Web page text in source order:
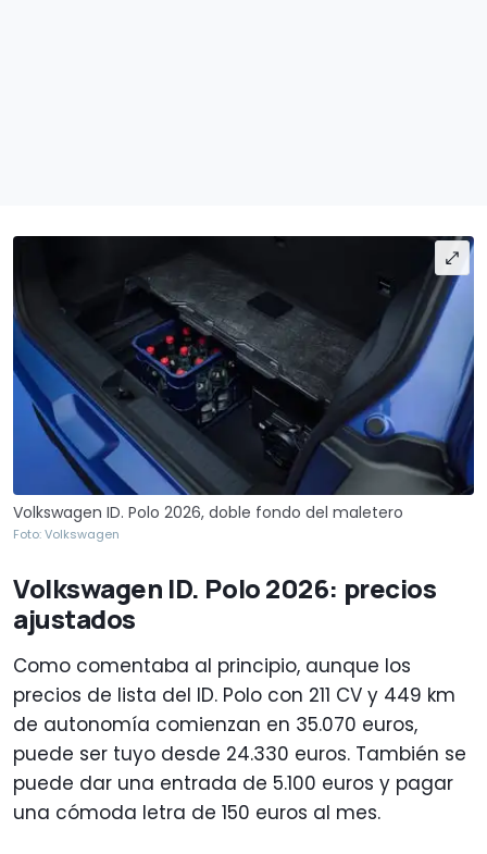
Volkswagen ID. Polo 2026, doble fondo del maletero
Foto: Volkswagen
Volkswagen ID. Polo 2026: precios
ajustados
Como comentaba al principio, aunque los
precios de lista del ID. Polo con 211 CV y 449 km
de autonomía comienzan en 35.070 euros,
puede ser tuyo desde 24.330 euros. También se
puede dar una entrada de 5.100 euros y pagar
una cómoda letra de 150 euros al mes.